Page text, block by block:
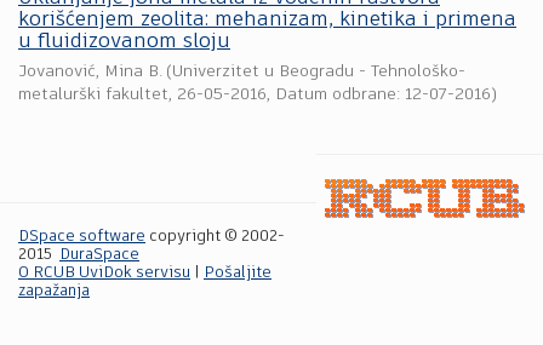
korišćenjem zeolita: mehanizam, kinetika i primena
u fluidizovanom sloju
Jovanović, Mina B. (Univerzitet u Beogradu - Tehnološko-
metalurški fakultet, 26-05-2016, Datum odbrane: 12-07-2016)
DSpace software copyright © 2002-
2015
DuraSpace
O RCUB UviDok servisu
Pošaljite
zapažanja